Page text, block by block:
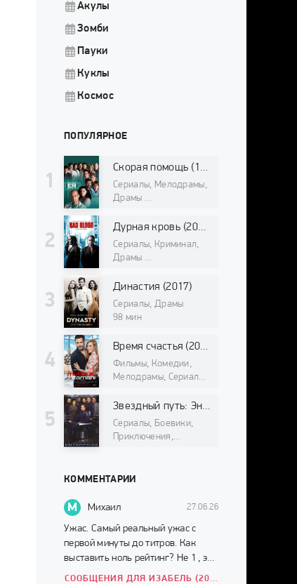
Акулы
Зомби
Пауки
Куклы
Космос
ПОПУЛЯРНОЕ
Скорая помощь (1994)
Сериалы, Мелодрамы,
Драмы
Дурная кровь (2017)
Сериалы, Криминал,
Драмы
Династия (2017)
Сериалы, Драмы
98 мин
Время счастья (2017)
Фильмы, Комедии,
Мелодрамы, Сериалы
Звездный путь: Энтерпрайз (2001)
Сериалы, Боевики,
Приключения,
98 мин
КОММЕНТАРИИ
М Михаил 27.06.26
Ужас. Самый реальный ужас с
первой минуты до титров. Как
выставить ноль рейтинг? Не 1 , это
много. НОЛЬ.
СООБЩЕНИЯ ДЛЯ ИЗАБЕЛЬ (2026)